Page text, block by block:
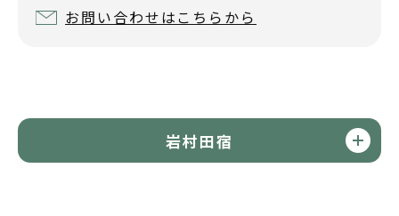
お問い合わせはこちらから
岩村田宿